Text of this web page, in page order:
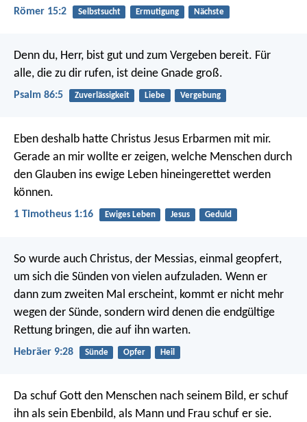
Römer 15:2 Selbstsucht Ermutigung Nächste
Denn du, Herr, bist gut und zum Vergeben bereit. Für
alle, die zu dir rufen, ist deine Gnade groß.
Psalm 86:5 Zuverlässigkeit Liebe Vergebung
Eben deshalb hatte Christus Jesus Erbarmen mit mir.
Gerade an mir wollte er zeigen, welche Menschen durch
den Glauben ins ewige Leben hineingerettet werden
können.
1 Timotheus 1:16 Ewiges Leben Jesus Geduld
So wurde auch Christus, der Messias, einmal geopfert,
um sich die Sünden von vielen aufzuladen. Wenn er
dann zum zweiten Mal erscheint, kommt er nicht mehr
wegen der Sünde, sondern wird denen die endgültige
Rettung bringen, die auf ihn warten.
Hebräer 9:28 Sünde Opfer Heil
Da schuf Gott den Menschen nach seinem Bild, er schuf
ihn als sein Ebenbild, als Mann und Frau schuf er sie.